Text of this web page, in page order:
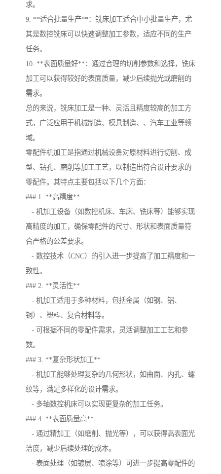
求。
9. **适合批量生产**：铣床加工适合中小批量生产，尤
其是数控铣床可以快速调整加工参数，适应不同的生产
任务。
10. **表面质量好**：通过合理的切削参数和选择，铣床
加工可以获得较好的表面质量，减少后续抛光或磨削的
需求。
总的来说，铣床加工是一种、灵活且精度较高的加工方
式，广泛应用于机械制造、模具制造、、汽车工业等领
域。
零配件机加工是指通过机械设备对原材料进行切削、成
型、钻孔、磨削等加工工艺，以制造出符合设计要求的
零配件。其特点主要包括以下几个方面：
### 1. **高精度**
- 机加工设备（如数控机床、车床、铣床等）能够实现
高精度的加工，确保零配件的尺寸、形状和表面质量符
合严格的公差要求。
- 数控技术（CNC）的引入进一步提高了加工精度和一
致性。
### 2. **灵活性**
- 机加工适用于多种材料，包括金属（如钢、铝、
铜）、塑料、复合材料等。
- 可根据不同的零配件需求，灵活调整加工工艺和参
数。
### 3. **复杂形状加工**
- 机加工能够处理复杂的几何形状，如曲面、内孔、螺
纹等，满足多样化的设计需求。
- 多轴数控机床可以实现更复杂的加工任务。
### 4. **表面质量高**
- 通过精加工（如磨削、抛光等），可以获得高表面光
洁度，减少后续处理的成本。
- 表面处理（如镀层、喷涂等）可进一步提高零配件的